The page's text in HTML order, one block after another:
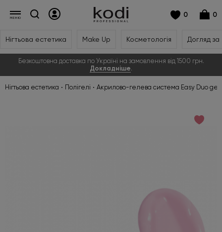
0 0
Нігтьова естетика Make Up Косметологія Догляд
Безкоштовна доставка по Україні на замовлення від 1500 грн.
Докладніше.
Нігтьова естетика Полігелі Акрилово-гелева система Easy Duo gel